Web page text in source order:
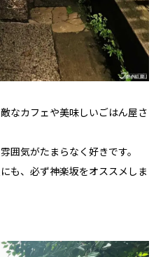
なカフェや美味しいごはん屋さ
囲気がたまらなく好きです。
も、必ず神楽坂をオススメしま